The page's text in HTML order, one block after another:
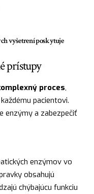
vyšetrení poskytuje
prístupy
proces,
pacientovi.
enzýmy a zabezpečiť
enzýmov vo
obsahujú
chýbajúcu funkciu